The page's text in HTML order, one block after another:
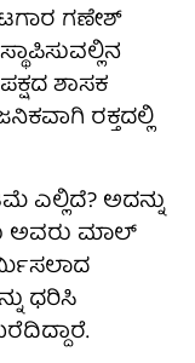
ಗಣೇಶ್
ಶಾಸಕ
ರಕ್ತದಲ್ಲಿ
ಎಲ್ಲಿದೆ? ಅದನ್ನು
ಅವರು ಮಾಲ್
ಧರಿಸಿ